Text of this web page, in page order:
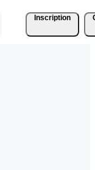
Inscription